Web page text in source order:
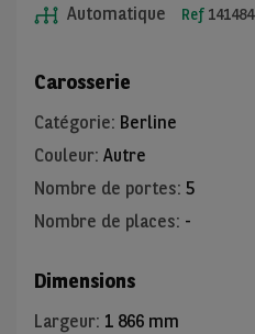
Automatique
Ref 141484
Carosserie
Catégorie: Berline
Couleur: Autre
Nombre de portes: 5
Nombre de places: -
Dimensions
Largeur: 1 866 mm